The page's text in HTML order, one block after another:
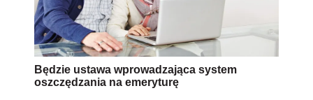
Będzie ustawa wprowadzająca system
oszczędzania na emeryturę